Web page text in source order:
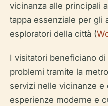
vicinanza alle principali
tappa essenziale per gli
esploratori della città (
I visitatori beneficiano
problemi tramite la
servizi nelle vicinanze
esperienze moderne e